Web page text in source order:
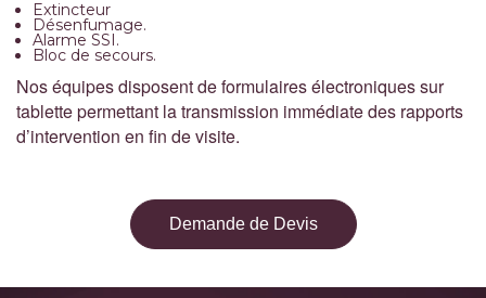
Extincteur
Désenfumage.
Alarme SSI.
Bloc de secours.
Nos équipes disposent de formulaires électroniques sur
tablette permettant la transmission immédiate des rapports
d’intervention en fin de visite.
Demande de Devis